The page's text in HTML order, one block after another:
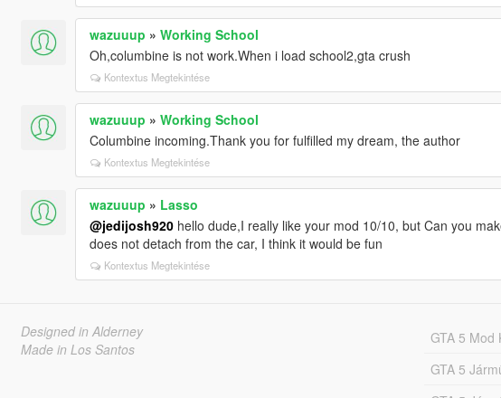
wazuuup » Working School
Oh,columbine is not work.When i load school2,gta crush
Kontextus Megtekintése
wazuuup » Working School
Columbine incoming.Thank you for fulfilled my dream, the author
Kontextus Megtekintése
wazuuup » Lasso
@jedijosh920hello dude,I really like your mod 10/10, but Can you
does not detach from the car, I think it would be fun
Kontextus Megtekintése
Designed in Alderney
Made in Los Santos
GTA 5 Mod
GTA 5